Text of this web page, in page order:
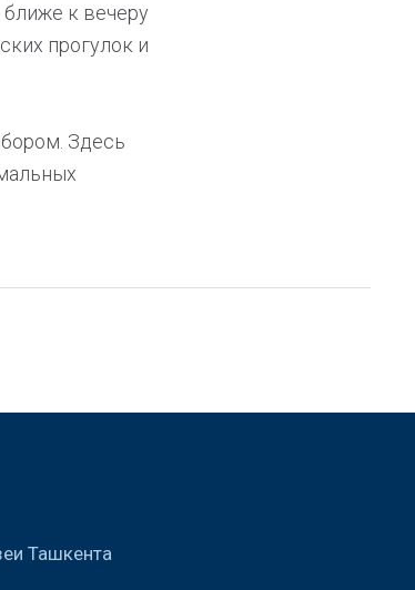
к вечеру
прогулок и
Здесь
Ташкента